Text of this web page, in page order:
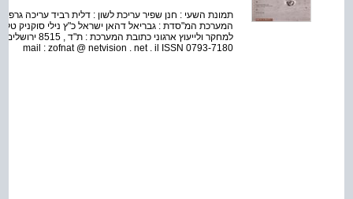
תמונת השעי : חנן שפיר עריכת לשון : דלית רביד עריכה
המערכת המ"סדת : גבריאל דהאן ישראל כ"ץ נילי סוקניק טלי
mail : zofnat @ netvision . net . il ISSN 0793-7180